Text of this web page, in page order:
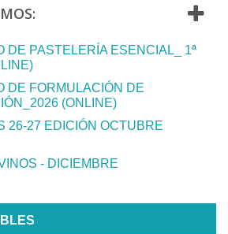
DE PASTELERÍA ESENCIAL_ 1ª
DE FORMULACIÓN DE
(ONLINE)
26-27 EDICIÓN OCTUBRE
- DICIEMBRE